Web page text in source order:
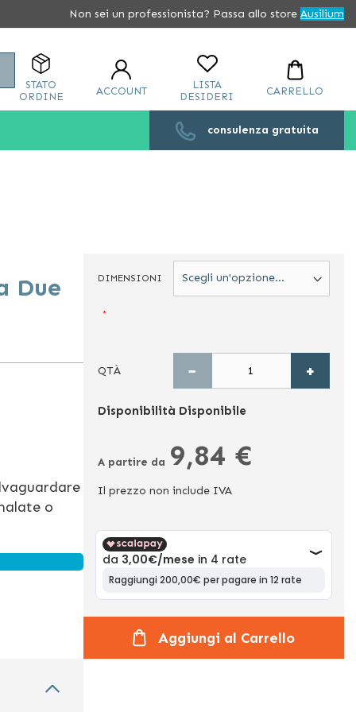
Non sei un professionista? Passa allo store Ausilium
STATO
ORDINE
ACCOUNT
LISTA
DESIDERI
CARRELLO
consulenza gratuita
Due
o
DIMENSIONI
QTÀ − +
Disponibilità Disponibile
A partire da 9,84 €
Il prezzo non include IVA
Aggiungi al Carrello